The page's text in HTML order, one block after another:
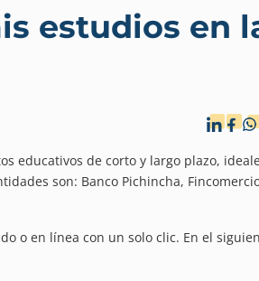
estudios en
educativos de corto y largo plazo,
son: Banco Pichincha,
o en línea con un solo clic. En el